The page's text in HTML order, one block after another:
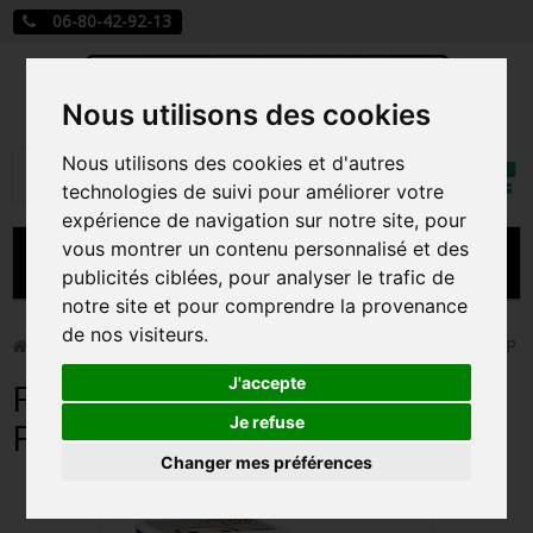
Nous utilisons des cookies
Nous utilisons des cookies et d'autres
technologies de suivi pour améliorer votre
expérience de navigation sur notre site, pour
vous montrer un contenu personnalisé et des
publicités ciblées, pour analyser le trafic de
notre site et pour comprendre la provenance
de nos visiteurs.
J'accepte
Je refuse
Changer mes préférences
06-80-42-92-13
Rechercher
Mon
MENU
CARTE A JOUER
PRÉCOMMANDE FIGURINES POP
FIGURINES POP MANGA
FIGURINES POP DISNEY
FIGURINES POP MARVEL
Funko Pop! > FRASIER / FRASIER / FIGURINE FUNKO POP
FRASIER / FRASIER / FIGURINE
FUNKO POP